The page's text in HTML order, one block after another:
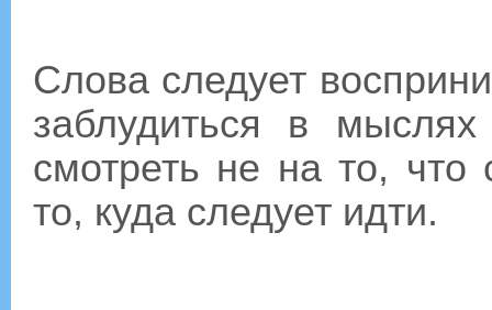
Слова следует
заблудиться в
смотреть не на то,
то, куда следует идти.